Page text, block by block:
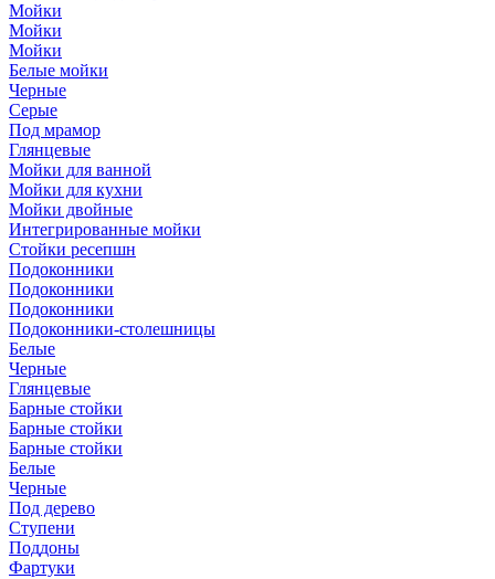
Мойки
Мойки
Мойки
Белые мойки
Черные
Серые
Под мрамор
Глянцевые
Мойки для ванной
Мойки для кухни
Мойки двойные
Интегрированные мойки
Стойки ресепшн
Подоконники
Подоконники
Подоконники
Подоконники-столешницы
Белые
Черные
Глянцевые
Барные стойки
Барные стойки
Барные стойки
Белые
Черные
Под дерево
Ступени
Поддоны
Фартуки